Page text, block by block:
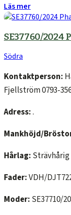
Läs mer
SE37760/
Södra
Kontaktperson:
Fjellström 0793-
Adress:.
Mankhöjd/
Hårlag: Strävhårig
Fader:VDH/
Moder: SE37710/